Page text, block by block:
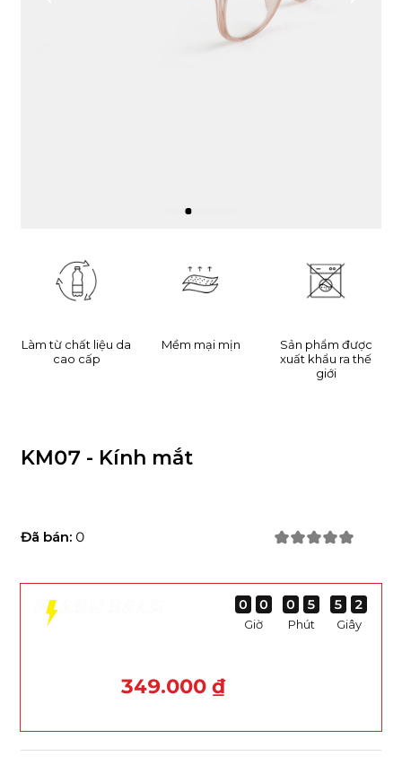
Đã bán: 0
KM07 - Kính mắt
0
0
0
0 0
0
0
0 0
0
0
0 5
5
5
5 5
5
5
5 2
1
2
1
Giờ Phút Giây
349.000 ₫
Sản phẩm được
xuất khẩu ra thế
giới
Mềm mại mịn
Làm từ chất liệu da
cao cấp